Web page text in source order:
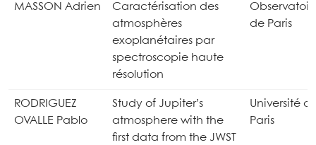
MASSON Adrien
Caractérisation des
atmosphères
exoplanétaires par
spectroscopie haute
résolution
de Paris
RODRIGUEZ
OVALLE Pablo
Study of Jupiter’s
atmosphere with the
first data from the JWST
Université
Paris